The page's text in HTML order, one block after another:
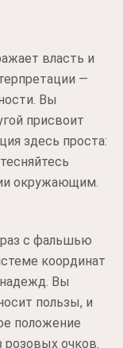
власть и
—
Вы
присвоит
здесь проста:
окружающим.
с фальшью
координат
надежд. Вы
пользы, и
положение
розовых очков.